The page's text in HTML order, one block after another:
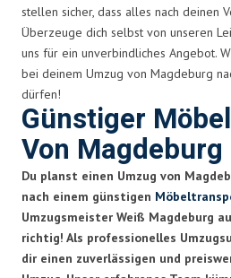
stellen sicher, dass alles nach deinen
Überzeuge dich selbst von unseren
uns für ein unverbindliches Angebot.
bei deinem Umzug von Magdeburg
dürfen!
Günstiger
Von
Du planst einen Umzug von
nach einem günstigen
Umzugsmeister Weiß Magdeburg
richtig! Als professionelles
dir einen zuverlässigen und